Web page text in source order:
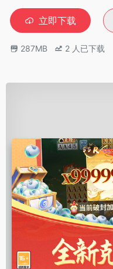
立即下载
287MB 2 人已下载